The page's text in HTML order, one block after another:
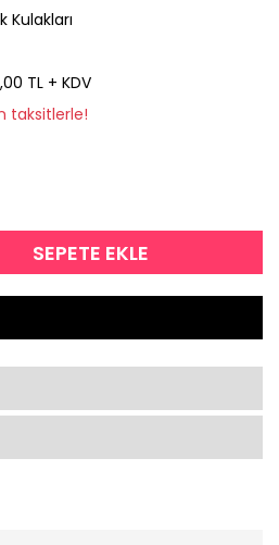
Kulakları
TL + KDV
taksitlerle!
SEPETE EKLE